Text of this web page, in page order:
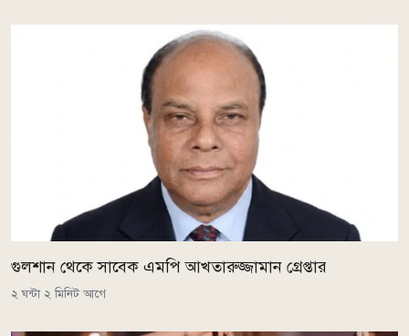
গুলশান থেকে সাবেক এমপি আখতারুজ্জামান গ্রেপ্তার
২ ঘন্টা ২ মিনিট আগে